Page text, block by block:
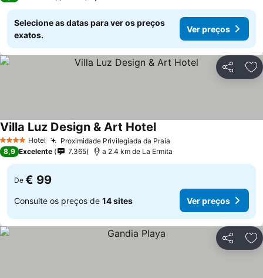
Selecione as datas para ver os preços
exatos.
Ver preços
Partilhar
4 EstrelasHotel Proximidade Privilegiada da Praia
Villa Luz Design & Art HotelVer preços
8,9 Excelente 7.365 a 2.4 km de La Ermita
De € 99
Consulte os preços de 14 sites Ver preços
Partilhar